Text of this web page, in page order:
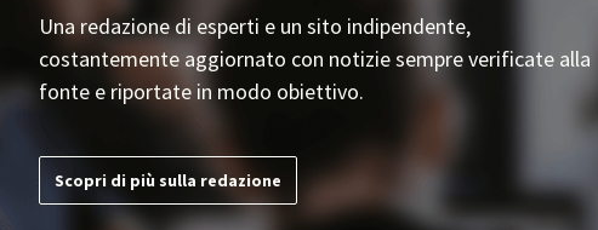
Una redazione di esperti e un sito indipendente,
costantemente aggiornato con notizie sempre verificate alla
fonte e riportate in modo obiettivo.
Scopri di più sulla redazione